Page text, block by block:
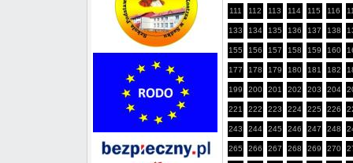
111 112 113 114 115 116
133 134 135 136 137 138
155 156 157 158 159 160
177 178 179 180 181 182
199 200 201 202 203 204
221 222 223 224 225 226
243 244 245 246 247 248
265 266 267 268 269 270